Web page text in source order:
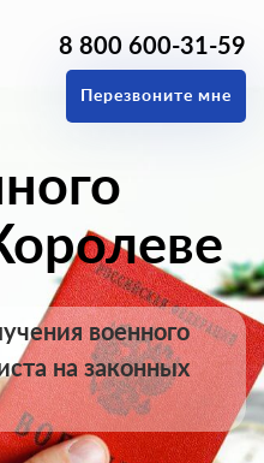
8 800 600-31-59
Перезвоните мне
военного
на законных